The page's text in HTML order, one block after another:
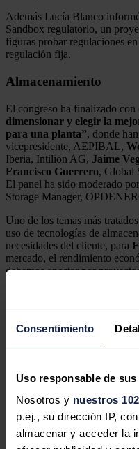
Consentimiento
Uso responsable de
Nosotros y nuestros
p.ej., su dirección IP,
almacenar y acceder la
Además Lucía Blanco
Sandbox regulatorio, un
figuras probar regulaciones
regulación fija.
Almacenamiento
El congreso ha finalizado con
dimensionar y elegir la
para una planta”, donde
vicepresidente, AEPIBAL,
Iberia, Intilion AG, Jaime
Francisco Guerrero, Global
El panel ha sido moderado por
Storage Manager,
Uno de los temas más
uso de tecnologías de
necesidades del cliente, para
mercado, el rendimiento
debemos apostar por